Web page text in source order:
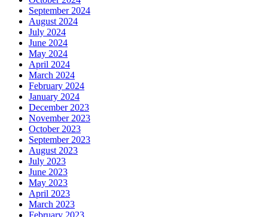
September 2024
August 2024
July 2024
June 2024
May 2024
April 2024
March 2024
February 2024
January 2024
December 2023
November 2023
October 2023
September 2023
August 2023
July 2023
June 2023
May 2023
April 2023
March 2023
February 2023